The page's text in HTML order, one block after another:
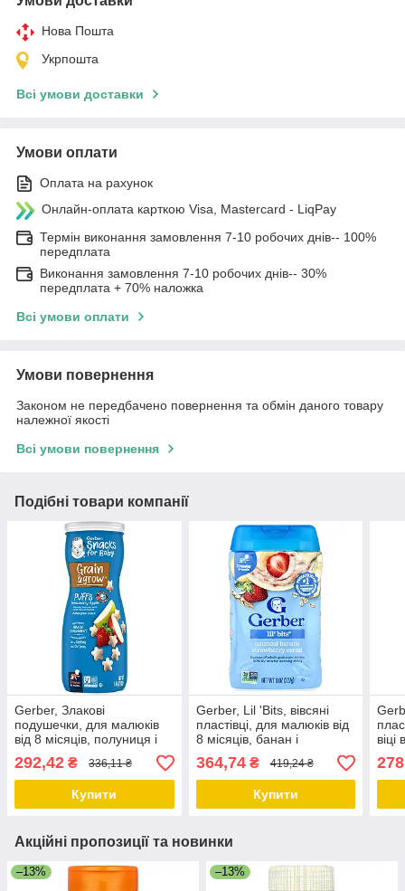
Нова Пошта
Укрпошта
Всі умови доставки
Умови оплати
Оплата на рахунок
Онлайн-оплата карткою Visa, Mastercard - LiqPay
Термін виконання замовлення 7-10 робочих днів-- 100%
передплата
Виконання замовлення 7-10 робочих днів-- 30%
передплата + 70% наложка
Всі умови оплати
Умови повернення
Законом не передбачено повернення та обмін даного товару
належної якості
Всі умови повернення
Подібні товари компанії
Gerber, Злакові
подушечки, для малюків
від 8 місяців, полуниця і
яблуко, 42 р (1,48 унції)
Дніпро
292,42 ₴ 336,11 ₴
Купити
Gerber, Lil 'Bits, вівсяні
пластівці, для малюків від
8 місяців, банан і
полуниця, 227 г (8 унцій)
Дніпро
364,74₴ 419,24 ₴
Купити
віці
Акційні пропозиції та новинки
–13% –13%